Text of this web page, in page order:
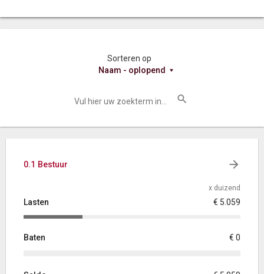
Sorteren op
Naam - oplopend
0.1 Bestuur
x duizend
Lasten € 5.059
Baten € 0